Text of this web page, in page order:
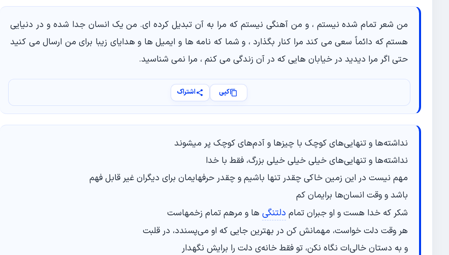
من شعر تمام شده نیستم ، و من آهنگی نیستم که مرا به آن تبدیل کرده ای. من یک انسان جدا شده و در دنیایی
هستم که دائماً سعی می کند مرا کنار بگذارد ، و شما که نامه ها و ایمیل ها و هدایای زیبا برای من ارسال می کنید
حتی اگر مرا دیدید در خیابان هایی که در آن زندگی می کنم ، مرا نمی شناسید.
کپی اشتراک
نداشته‌ها و تنهایی‌های کوچک با چیز‌ها و آدم‌های کوچک پر میشوند
نداشته‌ها و تنهایی‌های خیلی خیلی خیلی بزرگ، فقط با خدا
مهم نیست در این زمین خاکی چقدر تنها باشیم و چقدر حرفهایمان برای دیگران غیر قابل فهم
باشد و وقت انسان‌ها برایمان کم
شکر که خدا هست و او جبران تمام دلتنگی‌ها و مرهم تمام زخمهاست
هر وقت دلت خواست، مهمانش کن در بهترین جایی که او می‌پسندد، در قلبت
و به دستان خالی‌ات نگاه نکن، تو فقط خانه‌ی دلت را برایش نگهدار